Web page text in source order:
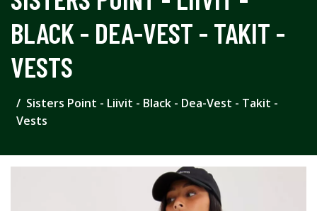
BLACK - DEA-VEST - TAKIT -
VESTS
Sisters Point - Liivit - Black - Dea-Vest - Takit -
Vests